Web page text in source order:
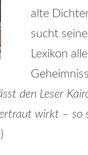
alte
sucht
Lexikon
den Leser
wirkt – so